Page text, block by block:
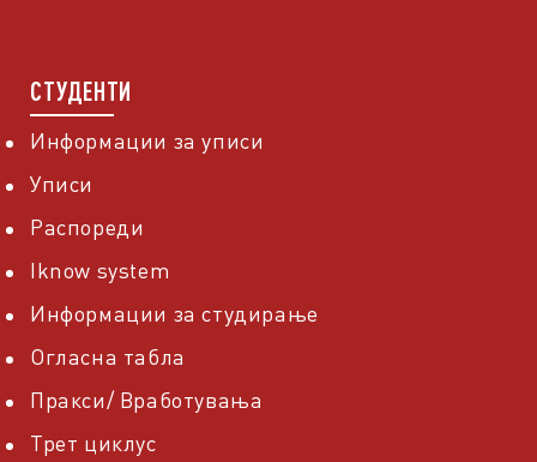
СТУДЕНТИ
Информации за уписи
Уписи
Распореди
Iknow system
Информации за студирање
Огласна табла
Пракси/ Вработувања
Трет циклус